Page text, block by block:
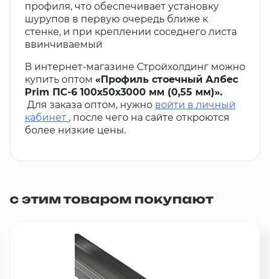
профиля, что обеспечивает установку
шурупов в первую очередь ближе к
стенке, и при креплении соседнего листа
ввинчиваемый
В интернет-магазине Стройхолдинг можно
купить оптом «Профиль стоечный Албес
Prim ПС-6 100х50х3000 мм (0,55 мм)».
Для заказа оптом, нужно войти в личный
кабинет , после чего на сайте откроются
более низкие цены.
с этим товаром покупают